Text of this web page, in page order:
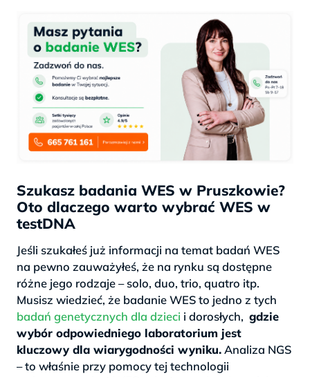
Szukasz badania WES w Pruszkowie?
Oto dlaczego warto wybrać WES w
testDNA
Jeśli szukałeś już informacji na temat badań WES
na pewno zauważyłeś, że na rynku są dostępne
różne jego rodzaje – solo, duo, trio, quatro itp.
Musisz wiedzieć, że badanie WES to jedno z tych
badań genetycznych dla dzieci i dorosłych, gdzie
wybór odpowiedniego laboratorium jest
kluczowy dla wiarygodności wyniku.Analiza NGS
– to właśnie przy pomocy tej technologii